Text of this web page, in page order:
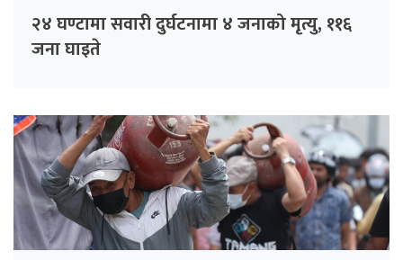
२४ घण्टामा सवारी दुर्घटनामा ४ जनाको मृत्यु, ११६
जना घाइते